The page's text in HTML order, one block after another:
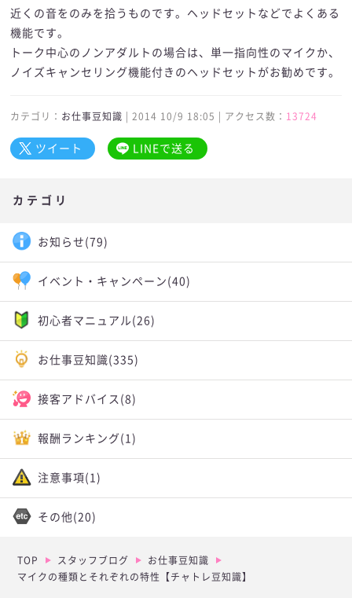
近くの音をのみを拾うものです。ヘッドセットなどでよくある
機能です。
トーク中心のノンアダルトの場合は、単一指向性のマイクか、
ノイズキャンセリング機能付きのヘッドセットがお勧めです。
カテゴリ： お仕事豆知識 | 2014 10/9 18:05 | アクセス数： 13724
ツイート LINEで送る
カテゴリ
お知らせ (79)
イベント・キャンペーン (40)
初心者マニュアル(26)
お仕事豆知識(335)
接客アドバイス (8)
報酬ランキング (1)
注意事項 (1)
その他 (20)
TOP スタッフブログ
お仕事豆知識
マイクの種類とそれぞれの特性【チャトレ豆知識】